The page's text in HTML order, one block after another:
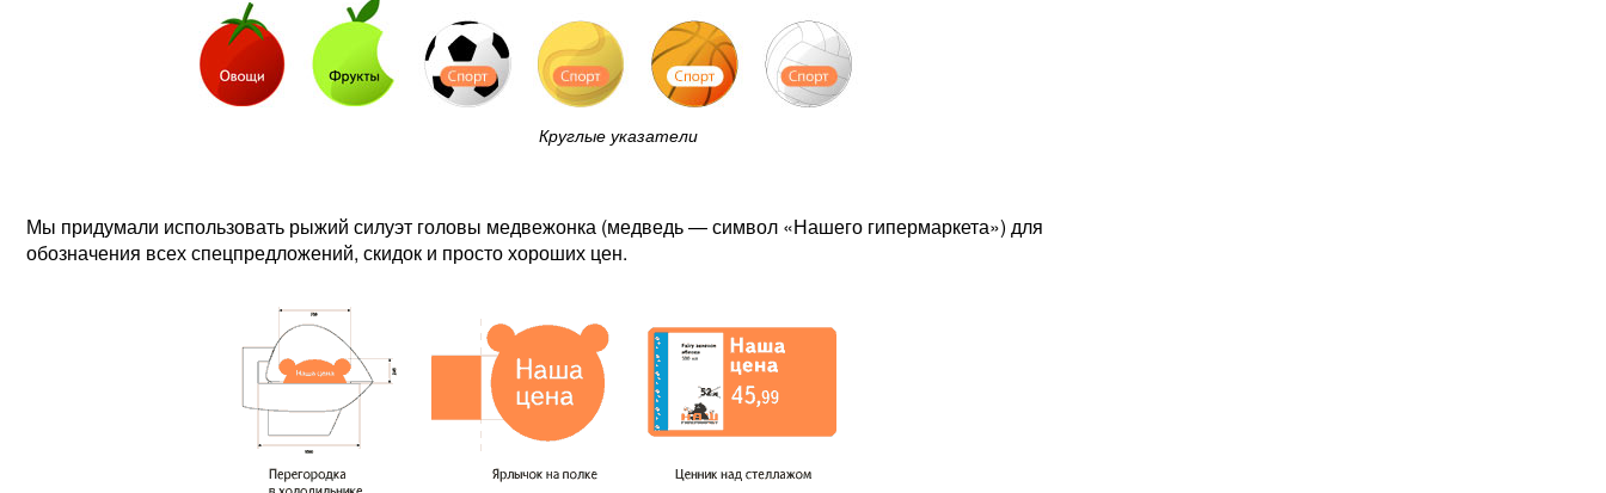
Круглые указатели
Мы придумали использовать рыжий силуэт головы медвежонка (медведь — символ «Нашего гипермаркета») для
обозначения всех спецпредложений, скидок и просто хороших цен.